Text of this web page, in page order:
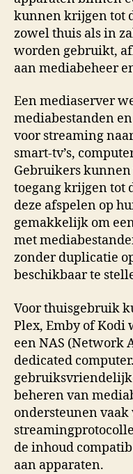
kunnen krijgen tot
zowel thuis als in
worden gebruikt,
aan mediabeheer
Een mediaserver
mediabestanden
voor streaming
smart-tv’s,
Gebruikers
toegang krijgen tot
deze afspelen op
gemakkelijk om
met
zonder duplicatie
beschikbaar te
Voor thuisgebruik
Plex, Emby of Kodi
een NAS (Network
dedicated
beheren van
ondersteunen
de inhoud
aan apparaten.